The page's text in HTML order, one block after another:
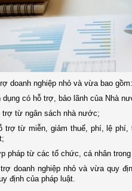
doanh nghiệp nhỏ và vừa bao gồm:
dụng có hỗ trợ, bảo lãnh của Nhà
trợ từ ngân sách nhà nước;
trợ từ miễn, giảm thuế, phí, lệ
pháp từ các tổ chức, cá nhân
doanh nghiệp nhỏ và vừa quy
định của pháp luật.